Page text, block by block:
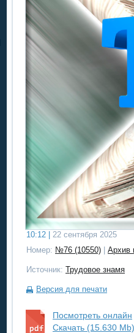
10:12 |
22 сентября 2025
Номер: №76 (10550) Архив
Источник: Трудовое знамя
Версия для печати
Посмотреть онлайн
Скачать (15.630 Mb)